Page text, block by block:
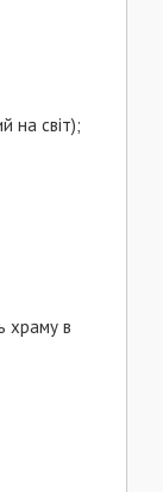
на світ);
храму в